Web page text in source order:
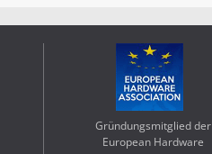
Gründungsmitglied der
European Hardware